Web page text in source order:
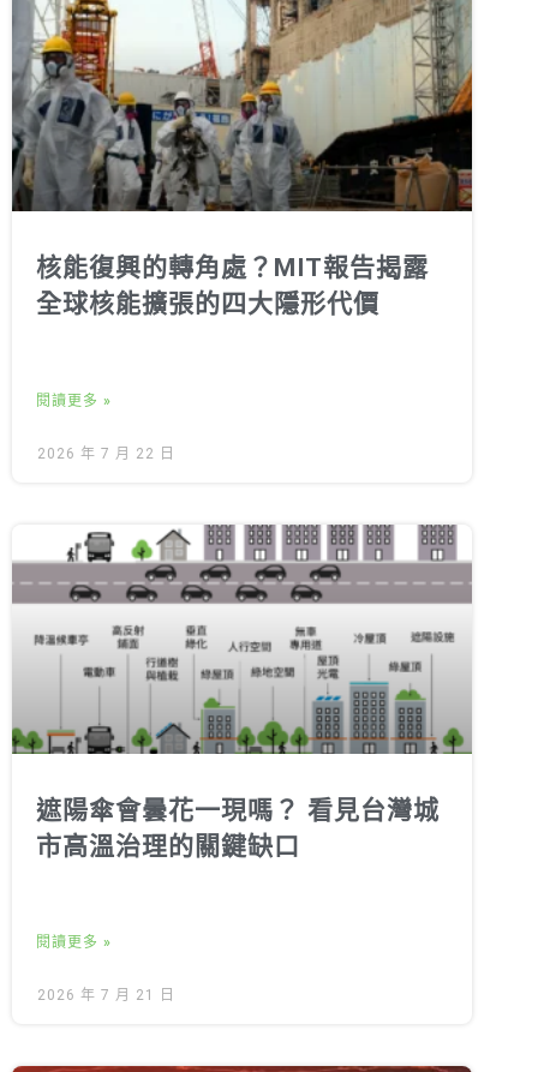
核能復興的轉角處？MIT報告揭露
全球核能擴張的四大隱形代價
閱讀更多 »
2026 年 7 月 22 日
遮陽傘會曇花一現嗎？ 看見台灣城
市高溫治理的關鍵缺口
閱讀更多 »
2026 年 7 月 21 日